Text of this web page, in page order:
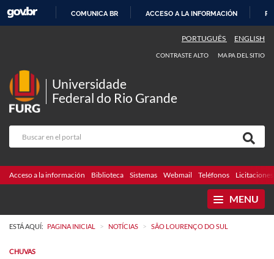
CONTENIDO
COMUNICA BR ACCESO A LA INFORMACIÓN
PORTUGUÊS ENGLISH
CONTRASTE ALTO MAPA DEL SITIO
Universidade
Federal do Rio Grande
Acceso a la información Biblioteca Sistemas Webmail Teléfonos Licitaciones
MENU
ESTÁ AQUÍ: PAGINA INICIAL > NOTÍCIAS > SÃO LOURENÇO DO SUL
CHUVAS